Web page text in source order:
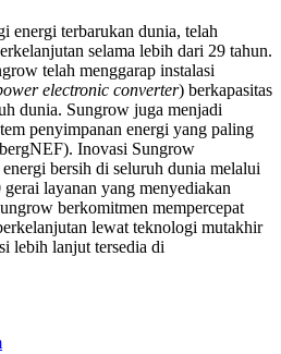
energi terbarukan dunia, telah
selama lebih dari 29 tahun.
telah menggarap instalasi
electronic converter) berkapasitas
dunia. Sungrow juga menjadi
penyimpanan energi yang paling
Inovasi Sungrow
bersih di seluruh dunia melalui
layanan yang menyediakan
berkomitmen mempercepat
lewat teknologi mutakhir
lebih lanjut tersedia di